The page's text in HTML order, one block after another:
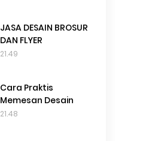
JASA DESAIN BROSUR
DAN FLYER
21.49
Cara Praktis
Memesan Desain
21.48